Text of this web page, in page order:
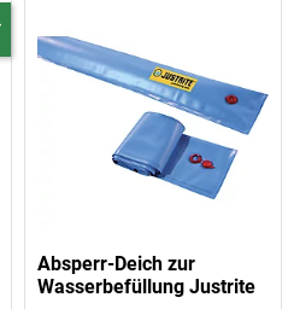
Absperr-Deich zur
Wasserbefüllung Justrite